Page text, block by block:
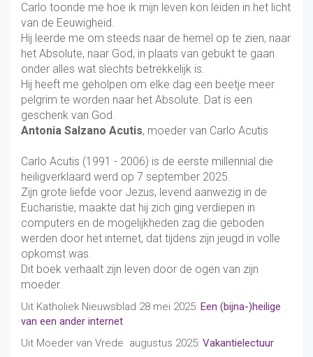
Carlo toonde me hoe ik mijn leven kon leiden in het licht
van de Eeuwigheid.
Hij leerde me om steeds naar de hemel op te zien, naar
het Absolute, naar God, in plaats van gebukt te gaan
onder alles wat slechts betrekkelijk is.
Hij heeft me geholpen om elke dag een beetje meer
pelgrim te worden naar het Absolute. Dat is een
geschenk van God.
Antonia Salzano Acutis, moeder van Carlo Acutis
Carlo Acutis (1991 - 2006) is de eerste millennial die
heiligverklaard werd op 7 september 2025.
Zijn grote liefde voor Jezus, levend aanwezig in de
Eucharistie, maakte dat hij zich ging verdiepen in
computers en de mogelijkheden zag die geboden
werden door het internet, dat tijdens zijn jeugd in volle
opkomst was.
Dit boek verhaalt zijn leven door de ogen van zijn
moeder.
Uit Katholiek Nieuwsblad 28 mei 2025: Een (bijna-)heilige
van een ander internet
Uit Moeder van Vrede augustus 2025: Vakantielectuur